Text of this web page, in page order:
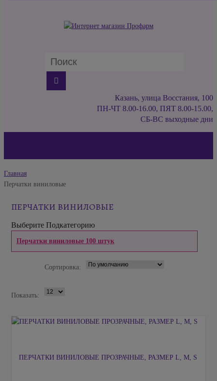
Казань, улица Восстания, 100
ПН-ЧТ 8.00-16.00, ПЯТ 8.00-15.00,
СБ-ВС выходные дни
Главная
Перчатки виниловые
ПЕРЧАТКИ ВИНИЛОВЫЕ
Выберите Подкатегорию
Перчатки виниловые 100 штук
Сортировка:
Показать:
ПЕРЧАТКИ ВИНИЛОВЫЕ ПРОЗРАЧНЫЕ, РАЗМЕР L, М, S